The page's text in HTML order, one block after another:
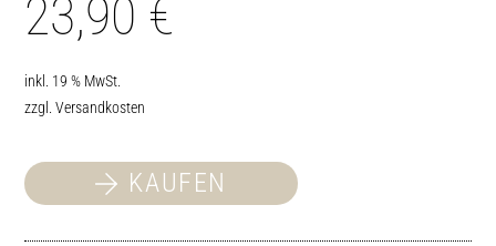
23,90 €
inkl. 19 % MwSt.
zzgl.Versandkosten
KAUFEN